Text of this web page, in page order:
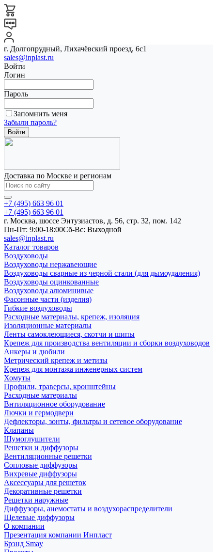
г. Долгопрудный, Лихачёвский проезд, 6с1
sales@inplast.ru
Войти
Логин
Пароль
Запомнить меня
Забыли пароль?
Доставка по Москве и регионам
+7 (495) 663 96 01
+7 (495) 663 96 01
г. Москва, шоссе Энтузиастов, д. 56, стр. 32, пом. 142
Пн-Пт: 9:00-18:00Cб-Вс: Выходной
sales@inplast.ru
Каталог товаров
Воздуховоды
Воздуховоды нержавеющие
Воздуховоды сварные из черной стали (для дымоудаления)
Воздуховоды оцинкованные
Воздуховоды алюминивые
Фасонные части (изделия)
Гибкие воздуховоды
Расходные материалы, крепеж, изоляция
Изоляционные материалы
Ленты самоклеющиеся, скотчи и шипы
Крепеж для производства вентиляции и сборки воздуховодов
Анкеры и дюбили
Метрический крепеж и метизы
Крепеж для монтажа инженерных систем
Хомуты
Профили, траверсы, кронштейны
Расходные материалы
Внтиляционное оборудование
Лючки и гермодвери
Дефлекторы, зонты, фильтры и сетевое оборудование
Клапаны
Шумоглушители
Решетки и диффузоры
Вентиляционные решетки
Сопловые диффузоры
Вихревые диффузоры
Аксессуары для решеток
Декоративные решетки
Решетки наружные
Диффузоры, анемостаты и воздухораспределители
Щелевые диффузоры
О компании
Презентация компании Инпласт
Брэнд Smay